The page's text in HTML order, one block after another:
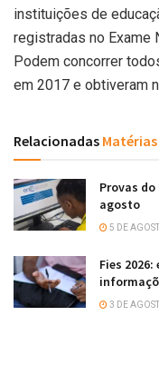
instituições de
registradas no Exame
Podem concorrer
em 2017 e obtiveram
Relacionadas Matérias
Provas do
agosto
5 DE
Fies
3 DE